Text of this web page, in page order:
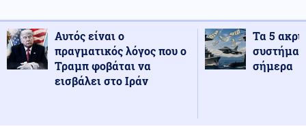
Αυτός είναι ο
πραγματικός λόγος που ο
Τραμπ φοβάται να
εισβάλει στο Ιράν
Τα 5
σήμερα